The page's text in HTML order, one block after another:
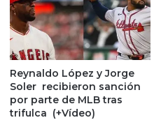
Reynaldo López y Jorge
Soler recibieron sanción
por parte de MLB tras
trifulca (+Vídeo)